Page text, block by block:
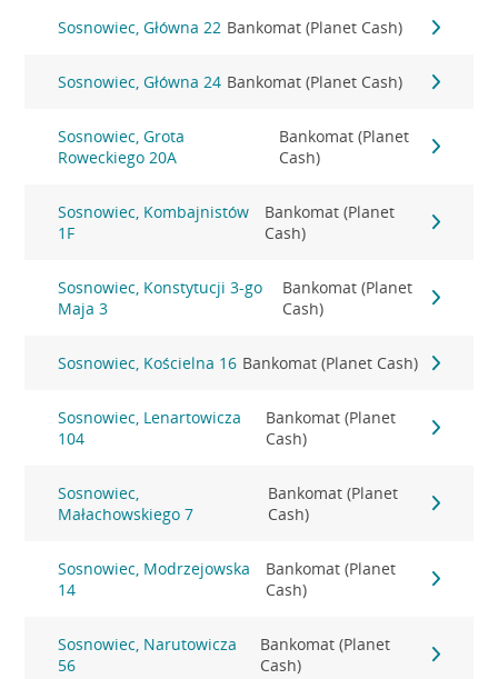
Sosnowiec, Główna 22 Bankomat (Planet Cash)
Sosnowiec, Główna 24 Bankomat (Planet Cash)
Sosnowiec, Grota
Roweckiego 20A
Bankomat (Planet
Cash)
Sosnowiec, Kombajnistów
1F
Bankomat (Planet
Cash)
Sosnowiec, Konstytucji 3-go
Maja 3
Bankomat (Planet
Cash)
Sosnowiec, Kościelna 16 Bankomat (Planet Cash)
Sosnowiec, Lenartowicza
104
Bankomat (Planet
Cash)
Sosnowiec,
Małachowskiego 7
Bankomat (Planet
Cash)
Sosnowiec, Modrzejowska
14
Bankomat (Planet
Cash)
Sosnowiec, Narutowicza
56
Bankomat (Planet
Cash)